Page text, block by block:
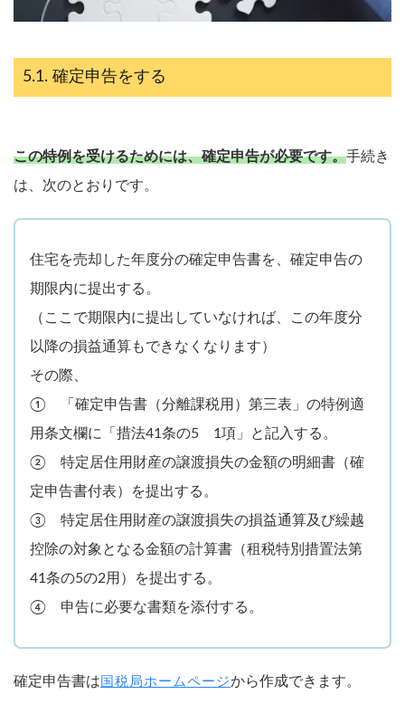
確定申告をする
この特例を受けるためには、確定申告が必要です。手続き
は、次のとおりです。
住宅を売却した年度分の確定申告書を、確定申告の
期限内に提出する。
（ここで期限内に提出していなければ、この年度分
以降の損益通算もできなくなります）
その際、
① 「確定申告書（分離課税用）第三表」の特例適
用条文欄に「措法41条の5 1項」と記入する。
② 特定居住用財産の譲渡損失の金額の明細書（確
定申告書付表）を提出する。
③ 特定居住用財産の譲渡損失の損益通算及び繰越
控除の対象となる金額の計算書（租税特別措置法第
41条の5の2用）を提出する。
④ 申告に必要な書類を添付する。
確定申告書は 国税局ホームページから作成できます。